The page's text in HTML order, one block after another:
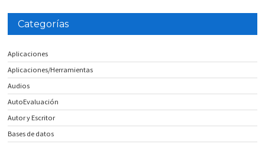
Categorías
Aplicaciones
Aplicaciones/Herramientas
Audios
AutoEvaluación
Autor y Escritor
Bases de datos